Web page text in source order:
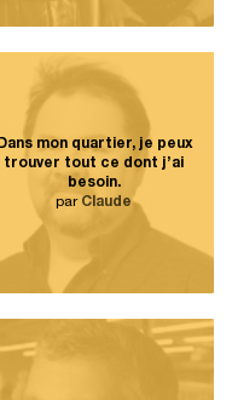
Dans mon quartier, je peux
trouver tout ce dont j’ai
besoin.
par Claude